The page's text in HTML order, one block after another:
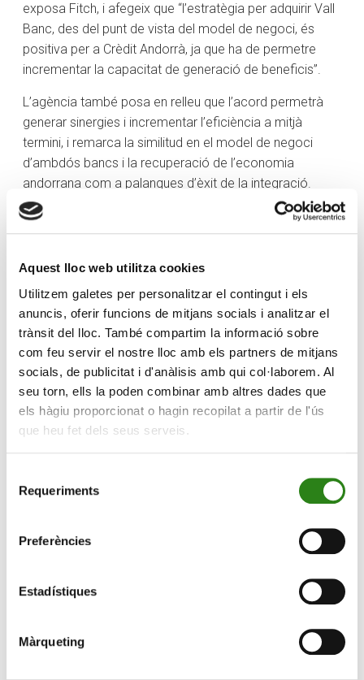
Aquest lloc web utilitza cookies
Utilitzem galetes per personalitzar el contingut i els
anuncis, oferir funcions de mitjans socials i analitzar el
trànsit del lloc. També compartim la informació sobre
com feu servir el nostre lloc amb els partners de mitjans
socials, de publicitat i d'anàlisis amb qui col·laborem. Al
seu torn, ells la poden combinar amb altres dades que
els hàgiu proporcionat o hagin recopilat a partir de l'ús
que heu fet dels seus serveis.
Requeriments
Preferències
Estadístiques
Màrqueting
exposa Fitch, i afegeix que “l’estratègia per adquirir Vall
Banc, des del punt de vista del model de negoci, és
positiva per a Crèdit Andorrà, ja que ha de permetre
incrementar la capacitat de generació de beneficis”.
L’agència també posa en relleu que l’acord permetrà
generar sinergies i incrementar l’eficiència a mitjà
termini, i remarca la similitud en el model de negoci
d’ambdós bancs i la recuperació de l’economia
andorrana com a palanques d’èxit de la integració.
“L’actual posició de fortalesa de Crèdit Andorrà a
Andorra es veurà encara més reforçada un cop feta la
Amb aquesta adquisició, Crèdit Andorrà accelera els
objectius contemplats en el seu Pla Estratègic 2021-
2023 i reforça la seva fortalesa en les principals
magnituds del negoci. “Aquesta adquisició permetrà al
Banc assolir els objectius previstos per al 2023 amb
antelació”, recull l’agència en el seu informe, en el qual
també valora positivament la previsió de l’entitat de
tancar aquest exercici 2021 amb prop de 23.000
milions d’euros de volum de negoci, xifra molt per
2023. Com a resultat de l’operació de compra de Vall
Banc, Crèdit Andorrà avança gairebé dos anys la
adquisició representa un impuls per assolir l’objectiu
Grup Crèdit Andorrà, ha expressat que «és un fet molt
rellevant que Fitch avali i valori positivament aquesta